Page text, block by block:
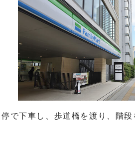
で下車し、歩道橋を渡り、階